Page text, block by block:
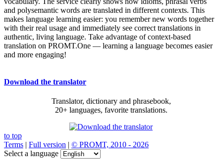
and polysemantic words are translated in different contexts. This
makes language learning easier: you remember new words together
with their real usage and immediately see correct translations in
authentic, living language. Take advantage of context-based
translation on PROMT.One — learning a language becomes easier
and more engaging!
Download the translator
Translator, dictionary and phrasebook,
20+ languages, favorite translations.
to top
Terms | Full version | © PROMT, 2010 - 2026
Select a language